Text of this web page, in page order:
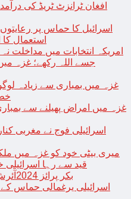
اسرائیل کا حماس پر
استعمال
امریکہ انتخابات میں مداخلت
غزہ میں بمباری سے زیادہ
غزہ میں امراض پھیلنے سے
اسرائیلی فوج نے مغربی
میری بیٹی خود کو غزہ میں
قید سے رہا
بکر پرائز 2024آئرش مصنف پال لنچ نے جیت لیا
اسرائیلی یرغمالی حماس